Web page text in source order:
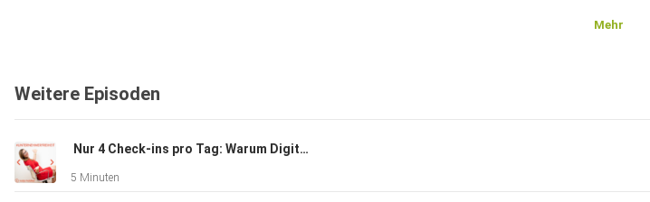
Mehr
Weitere Episoden
️ Nur 4 Check-ins pro Tag: Warum Digitalisierung in der Arztpraxis nicht reicht
5 Minuten